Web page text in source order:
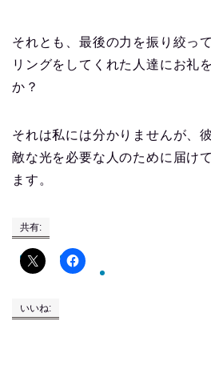
それとも、最後の力を振り絞っ
リングをしてくれた人達にお礼
か？
それは私には分かりませんが、
敵な光を必要な人のために届け
ます。
共有:
いいね: